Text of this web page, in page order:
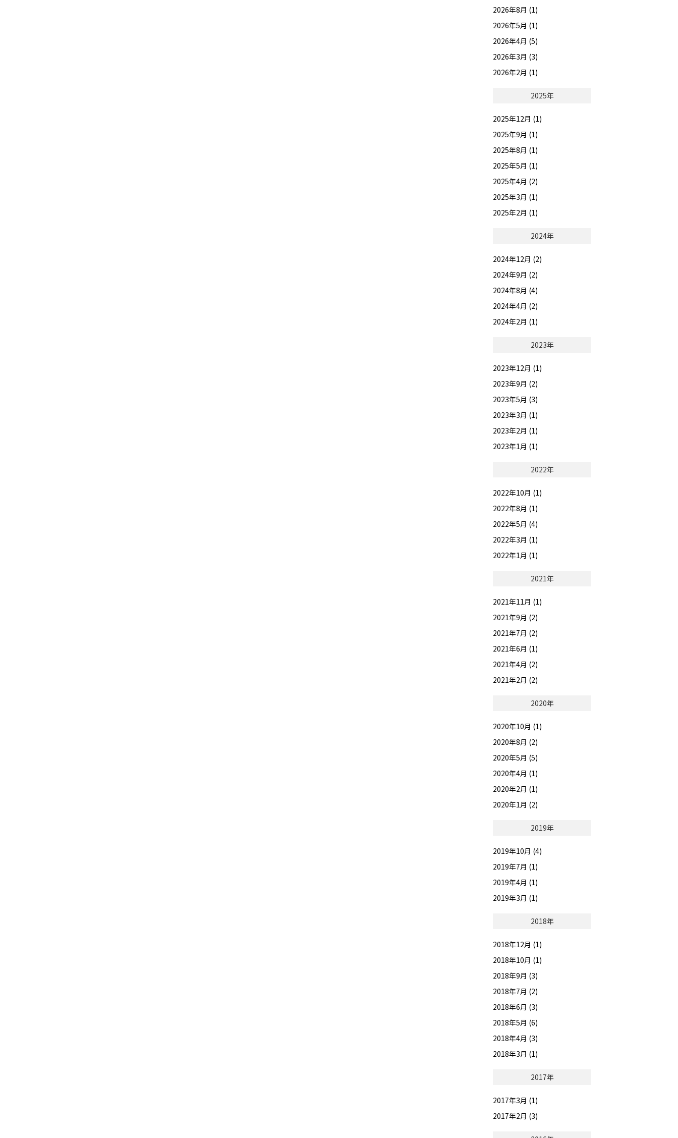
2026年8月 (1)
2026年5月 (1)
2026年4月 (5)
2026年3月 (3)
2026年2月 (1)
2025年
2025年12月 (1)
2025年9月 (1)
2025年8月 (1)
2025年5月 (1)
2025年4月 (2)
2025年3月 (1)
2025年2月 (1)
2024年
2024年12月 (2)
2024年9月 (2)
2024年8月 (4)
2024年4月 (2)
2024年2月 (1)
2023年
2023年12月 (1)
2023年9月 (2)
2023年5月 (3)
2023年3月 (1)
2023年2月 (1)
2023年1月 (1)
2022年
2022年10月 (1)
2022年8月 (1)
2022年5月 (4)
2022年3月 (1)
2022年1月 (1)
2021年
2021年11月 (1)
2021年9月 (2)
2021年7月 (2)
2021年6月 (1)
2021年4月 (2)
2021年2月 (2)
2020年
2020年10月 (1)
2020年8月 (2)
2020年5月 (5)
2020年4月 (1)
2020年2月 (1)
2020年1月 (2)
2019年
2019年10月 (4)
2019年7月 (1)
2019年4月 (1)
2019年3月 (1)
2018年
2018年12月 (1)
2018年10月 (1)
2018年9月 (3)
2018年7月 (2)
2018年6月 (3)
2018年5月 (6)
2018年4月 (3)
2018年3月 (1)
2017年
2017年3月 (1)
2017年2月 (3)